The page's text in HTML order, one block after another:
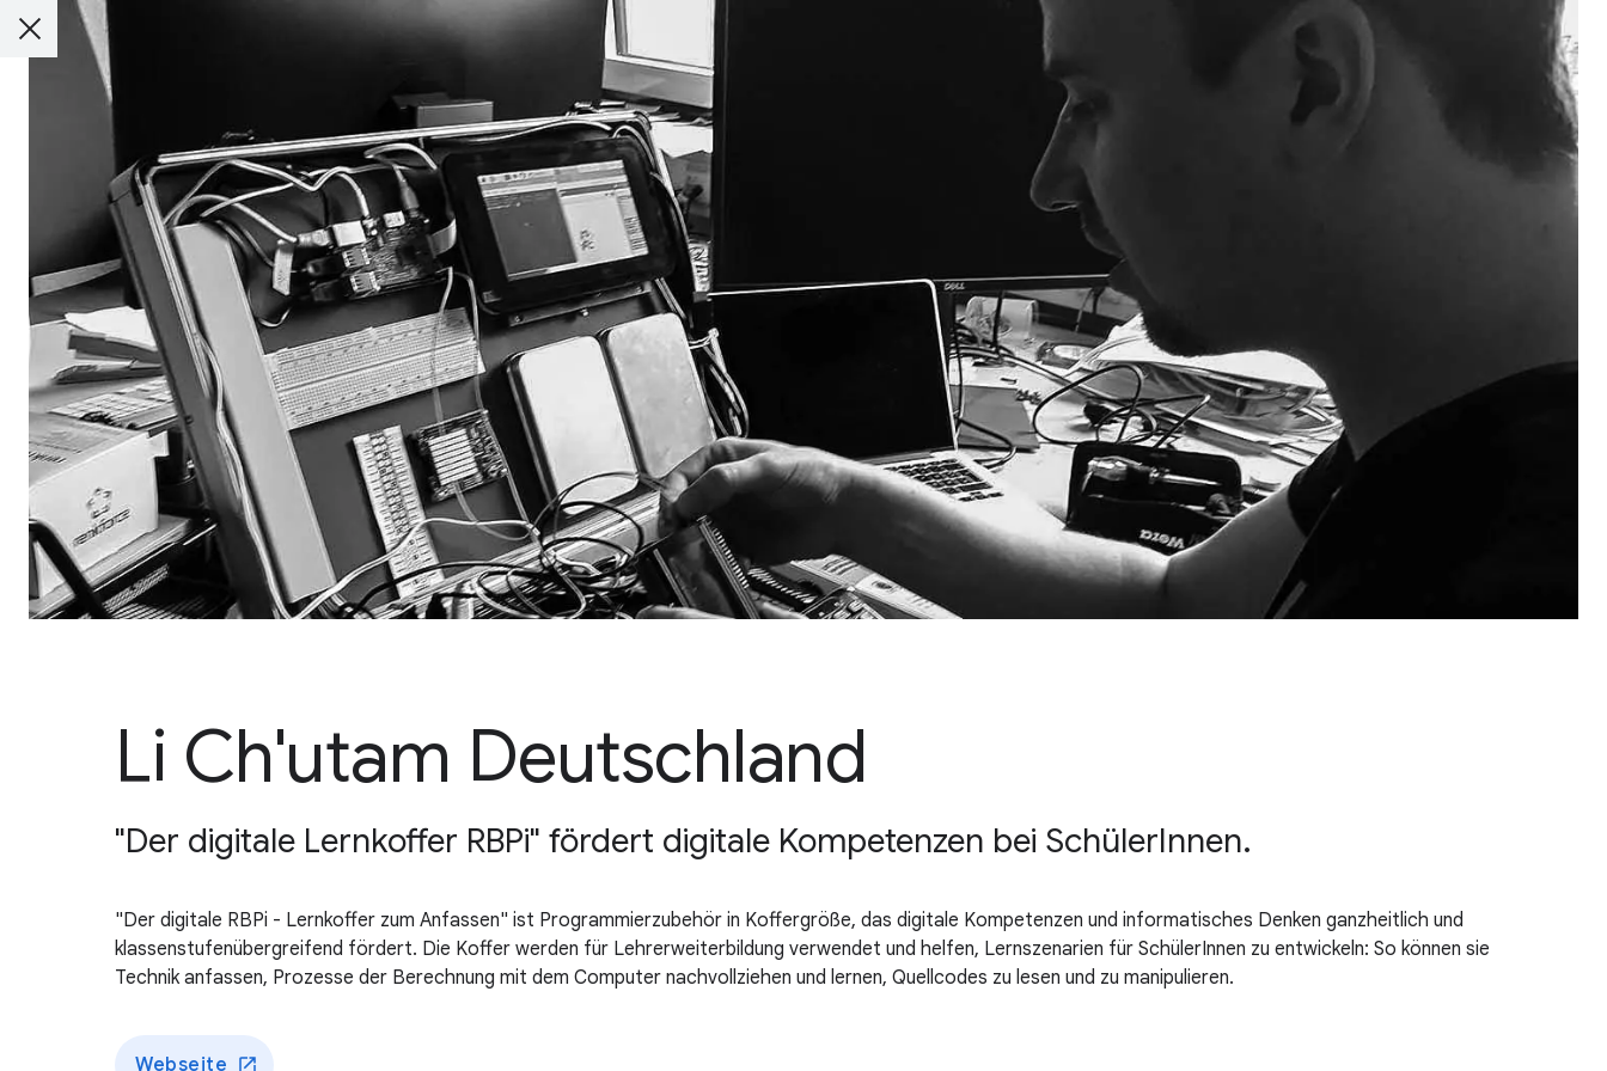
Li Ch'utam Deutschland
"Der digitale Lernkoffer RBPi" fördert digitale Kompetenzen bei SchülerInnen.
"Der digitale RBPi - Lernkoffer zum Anfassen" ist Programmierzubehör in Koffergröße, das digitale Kompetenzen und informatisches Denken ganzheitlich und
klassenstufenübergreifend fördert. Die Koffer werden für Lehrerweiterbildung verwendet und helfen, Lernszenarien für SchülerInnen zu entwickeln: So können sie
Technik anfassen, Prozesse der Berechnung mit dem Computer nachvollziehen und lernen, Quellcodes zu lesen und zu manipulieren.
Webseite